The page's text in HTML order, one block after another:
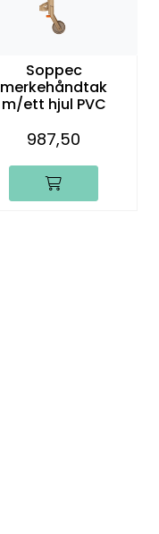
Soppec
merkehåndtak
m/ett hjul PVC
987,50